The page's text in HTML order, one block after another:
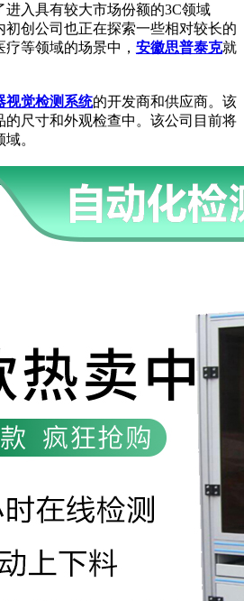
入具有较大市场份额的3C领域
创公司也正在探索一些相对较长的
等领域的场景中， 安徽思普泰克就
视觉检测系统的开发商和供应商。该
的尺寸和外观检查中。该公司目前将
。